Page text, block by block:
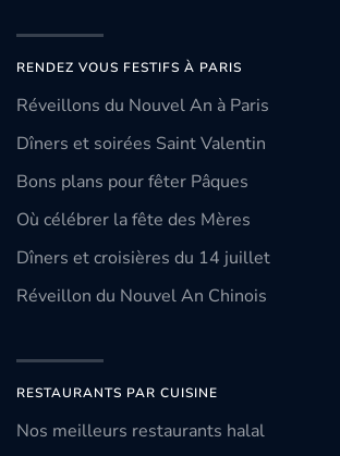
RENDEZ VOUS FESTIFS À PARIS
Réveillons du Nouvel An à Paris
Dîners et soirées Saint Valentin
Bons plans pour fêter Pâques
Où célébrer la fête des Mères
Dîners et croisières du 14 juillet
Réveillon du Nouvel An Chinois
RESTAURANTS PAR CUISINE
Nos meilleurs restaurants halal